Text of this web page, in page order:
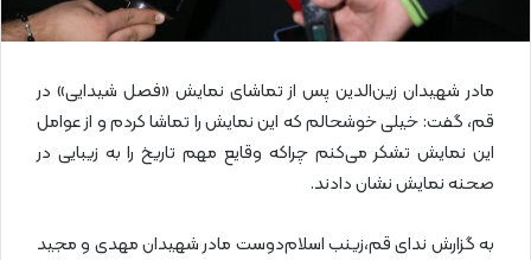
مادر شهیدان زین‌الدین پس از تماشای نمایش «فصل شیدایی» در
قم، گفت: خیلی خوشحالم که این نمایش را تماشا کردم و از عوامل
این نمایش تشکر می‌کنم چراکه وقایع مهم تاریخ را به زیبایی در
صحنه نمایش نشان دادند.
به گزارش ندای قم،زینب اسلام‌دوست مادر شهیدان مهدی و مجید